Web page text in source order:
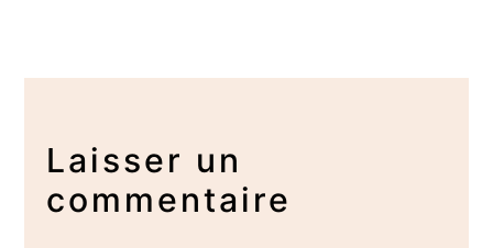
du
lecteur
Laisser un
commentaire